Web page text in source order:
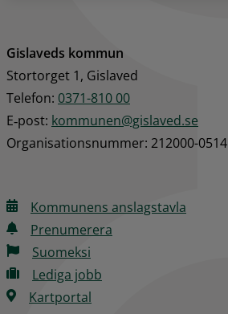
Gislaveds kommun
Stortorget 1, Gislaved
Telefon: 0371-810 00
E‑post: kommunen@gislaved.se
Organisationsnummer: 212000-0514
Kommunens anslagstavla
Prenumerera
Suomeksi
Lediga jobb
Kartportal